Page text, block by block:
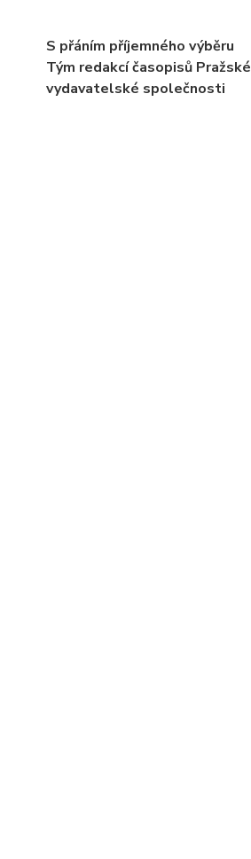
S přáním příjemného výběru
Tým redakcí časopisů Pražské
vydavatelské společnosti